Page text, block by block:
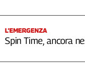
L’EMERGENZA
Spin Time, ancora